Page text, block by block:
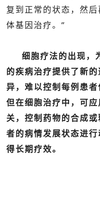
复到正常的状态，然
体基因治疗。”
细胞疗法的出现，
的疾病治疗提供了新
异，难以控制每例患者
但在细胞治疗中，可
关，控制药物的合成
者的病情发展状态进
得长期疗效。